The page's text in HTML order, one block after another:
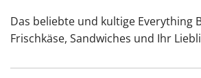
Das beliebte und kultige Everything
Frischkäse, Sandwiches und Ihr